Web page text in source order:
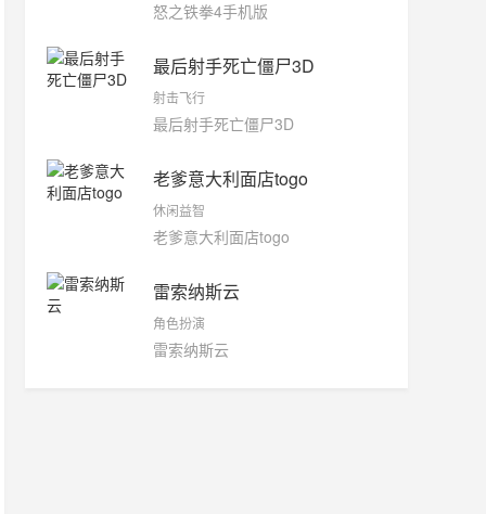
怒之铁拳4手机版
最后射手死亡僵尸3D
射击飞行
最后射手死亡僵尸3D
老爹意大利面店togo
休闲益智
老爹意大利面店togo
雷索纳斯云
角色扮演
雷索纳斯云